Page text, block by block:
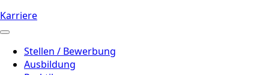
Karriere
Stellen / Bewerbung
Ausbildung